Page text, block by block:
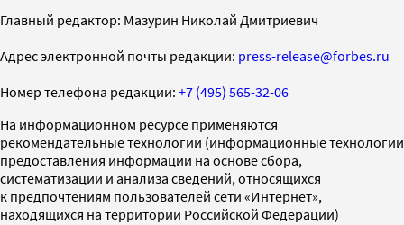
Главный редактор: Мазурин Николай Дмитриевич
Адрес электронной почты редакции: press-release@forbes.ru
Номер телефона редакции: +7 (495) 565-32-06
На информационном ресурсе применяются
рекомендательные технологии (информационные технологии
предоставления информации на основе сбора,
систематизации и анализа сведений, относящихся
к предпочтениям пользователей сети «Интернет»,
находящихся на территории Российской Федерации)